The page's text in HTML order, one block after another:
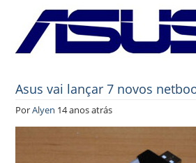
Asus vai lançar 7 novos
PorAlyen 14 anos atrás